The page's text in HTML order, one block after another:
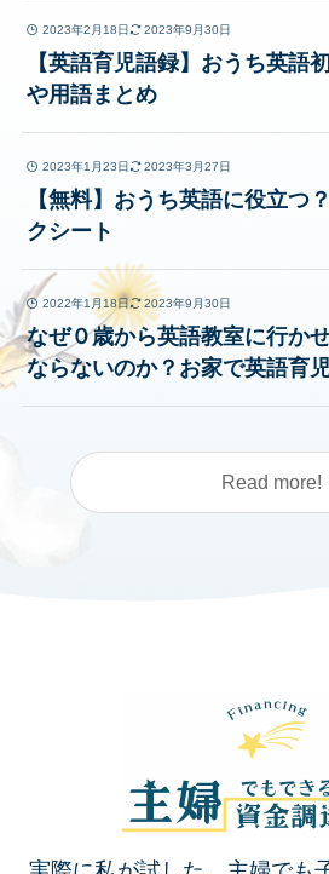
2023年2月18日 2023年9月30日
【英語育児語録】おうち英語
や用語まとめ
2023年1月23日 2023年3月27日
【無料】おうち英語に役立つ
クシート
2022年1月18日 2023年9月30日
なぜ０歳から英語教室に行か
ならないのか？お家で英語育
Read more!